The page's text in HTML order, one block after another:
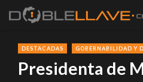
DESTACADAS GOBERNABILIDAD Y
Presidenta de